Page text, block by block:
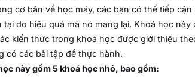
cơ bản về học máy, các bạn có thể tiếp
tại do hiệu quả mà nó mang lại. Khoá học
kiến thức trong khoá học được giới thiệu
có các bài tập để thực hành.
này gồm 5 khoá học nhỏ, bao gồm: